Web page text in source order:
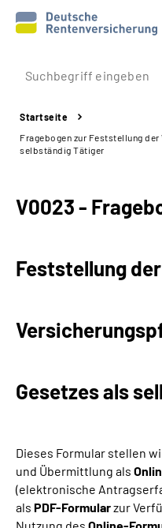
Prävention
Reha
Beratung & Kontakt
Experten
Suche
Inhalte in
Leichte Sprache
Startseite
Fragebogen zur Feststellung
selbständig Tätiger
V0023 -
Feststellung der
Gesetzes als
Dieses Formular stellen
und Übermittlung als
(elektronische
als PDF-Formularzur